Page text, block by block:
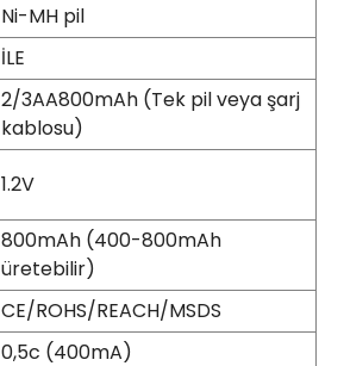
Ni-MH pil
İLE
2/3AA800mAh (Tek pil veya şarj
kablosu)
1.2V
800mAh (400-800mAh
üretebilir)
CE/ROHS/REACH/MSDS
0,5c (400mA)